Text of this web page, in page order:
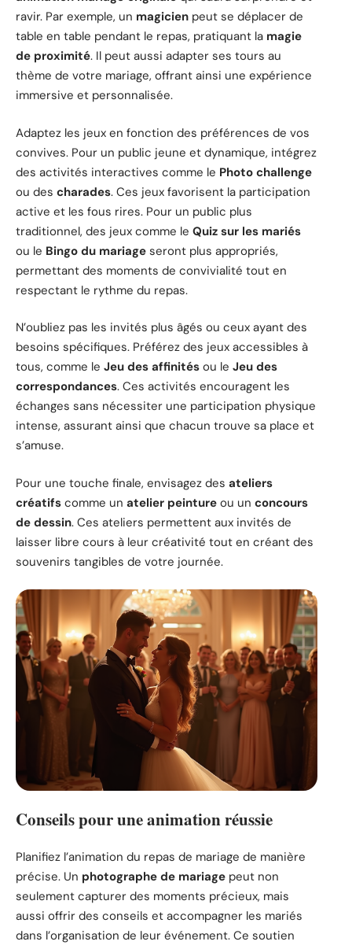
ravir. Par exemple, un magicien peut se déplacer de
table en table pendant le repas, pratiquant la magie
de proximité. Il peut aussi adapter ses tours au
thème de votre mariage, offrant ainsi une expérience
immersive et personnalisée.
Adaptez les jeux en fonction des préférences de vos
convives. Pour un public jeune et dynamique, intégrez
des activités interactives comme le Photo challenge
ou des charades. Ces jeux favorisent la participation
active et les fous rires. Pour un public plus
traditionnel, des jeux comme le Quiz sur les mariés
ou le Bingo du mariage seront plus appropriés,
permettant des moments de convivialité tout en
respectant le rythme du repas.
N’oubliez pas les invités plus âgés ou ceux ayant des
besoins spécifiques. Préférez des jeux accessibles à
tous, comme le Jeu des affinités ou le Jeu des
correspondances. Ces activités encouragent les
échanges sans nécessiter une participation physique
intense, assurant ainsi que chacun trouve sa place et
s’amuse.
Pour une touche finale, envisagez des ateliers
créatifs comme un atelier peinture ou un concours
de dessin. Ces ateliers permettent aux invités de
laisser libre cours à leur créativité tout en créant des
souvenirs tangibles de votre journée.
Conseils pour une animation réussie
Planifiez l’animation du repas de mariage de manière
précise. Un photographe de mariage peut non
seulement capturer des moments précieux, mais
aussi offrir des conseils et accompagner les mariés
dans l’organisation de leur événement. Ce soutien